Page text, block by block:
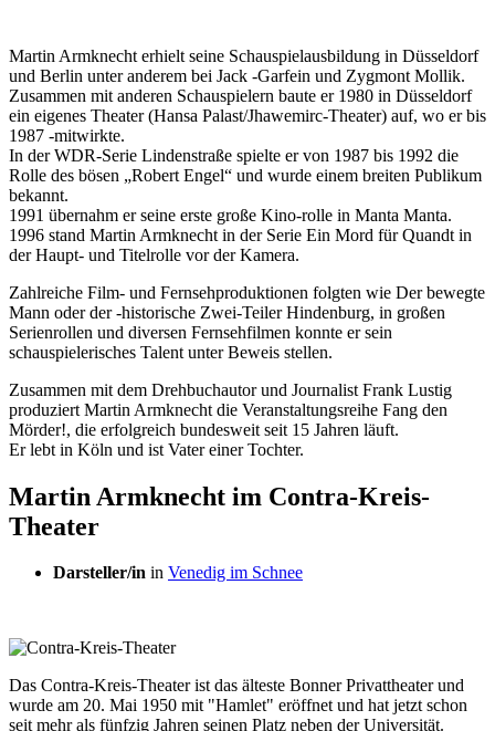
Martin Armknecht erhielt seine Schauspielausbildung in Düsseldorf
und Berlin unter anderem bei Jack -Garfein und Zygmont Mollik.
Zusammen mit anderen Schauspielern baute er 1980 in Düsseldorf
ein eigenes Theater (Hansa Palast/Jhawemirc-Theater) auf, wo er bis
1987 -mitwirkte.
In der WDR-Serie Lindenstraße spielte er von 1987 bis 1992 die
Rolle des bösen „Robert Engel“ und wurde einem breiten Publikum
bekannt.
1991 übernahm er seine erste große Kino-rolle in Manta Manta.
1996 stand Martin Armknecht in der Serie Ein Mord für Quandt in
der Haupt- und Titelrolle vor der Kamera.
Zahlreiche Film- und Fernsehproduktionen folgten wie Der bewegte
Mann oder der -historische Zwei-Teiler Hindenburg, in großen
Serienrollen und diversen Fernsehfilmen konnte er sein
schauspielerisches Talent unter Beweis stellen.
Zusammen mit dem Drehbuchautor und Journalist Frank Lustig
produziert Martin Armknecht die Veranstaltungsreihe Fang den
Mörder!, die erfolgreich bundesweit seit 15 Jahren läuft.
Er lebt in Köln und ist Vater einer Tochter.
Martin Armknecht im Contra-Kreis-
Theater
Darsteller/in in Venedig im Schnee
Das Contra-Kreis-Theater ist das älteste Bonner Privattheater und
wurde am 20. Mai 1950 mit "Hamlet" eröffnet und hat jetzt schon
seit mehr als fünfzig Jahren seinen Platz neben der Universität.